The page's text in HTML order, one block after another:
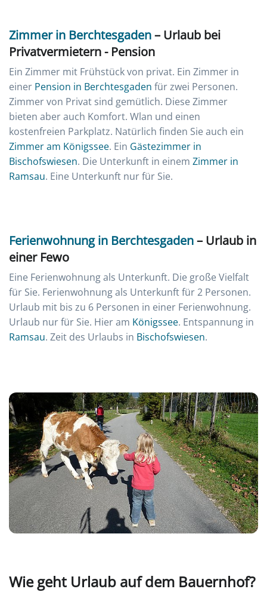
Zimmer in Berchtesgaden– Urlaub bei
Privatvermietern - Pension
Ein Zimmer mit Frühstück von privat. Ein Zimmer in
einer Pension in Berchtesgaden für zwei Personen.
Zimmer von Privat sind gemütlich. Diese Zimmer
bieten aber auch Komfort. Wlan und einen
kostenfreien Parkplatz. Natürlich finden Sie auch ein
Zimmer am Königssee. Ein Gästezimmer in
Bischofswiesen. Die Unterkunft in einem Zimmer in
Ramsau. Eine Unterkunft nur für Sie.
Ferienwohnung in Berchtesgaden– Urlaub in
einer Fewo
Eine Ferienwohnung als Unterkunft. Die große Vielfalt
für Sie. Ferienwohnung als Unterkunft für 2 Personen.
Urlaub mit bis zu 6 Personen in einer Ferienwohnung.
Urlaub nur für Sie. Hier am Königssee. Entspannung in
Ramsau. Zeit des Urlaubs in Bischofswiesen.
Wie geht Urlaub auf dem Bauernhof?